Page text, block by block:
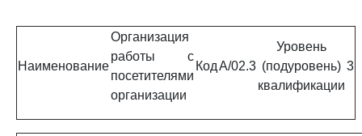
Наименование
Организация
работы с
посетителями
организации
КодA/02.3
Уровень
(подуровень)
квалификации
3